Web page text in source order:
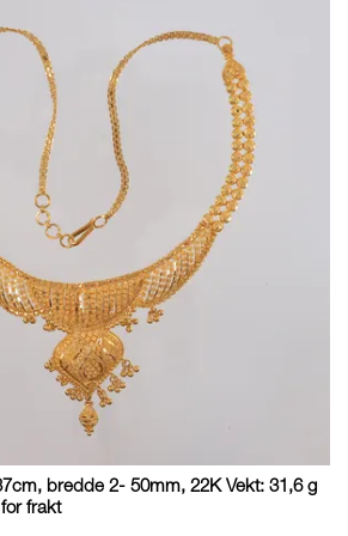
bredde 2- 50mm, 22K Vekt: 31,6 g
frakt